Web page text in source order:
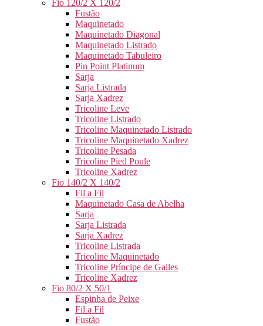
Fio 120/2 X 120/2
Fustão
Maquinetado
Maquinetado Diagonal
Maquinetado Listrado
Maquinetado Tabuleiro
Pin Point Platinum
Sarja
Sarja Listrada
Sarja Xadrez
Tricoline Leve
Tricoline Listrado
Tricoline Maquinetado Listrado
Tricoline Maquinetado Xadrez
Tricoline Pesada
Tricoline Pied Poule
Tricoline Xadrez
Fio 140/2 X 140/2
Fil a Fil
Maquinetado Casa de Abelha
Sarja
Sarja Listrada
Sarja Xadrez
Tricoline Listrada
Tricoline Maquinetado
Tricoline Príncipe de Galles
Tricoline Xadrez
Fio 80/2 X 50/1
Espinha de Peixe
Fil a Fil
Fustão